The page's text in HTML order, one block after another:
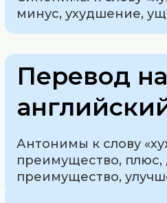
минус, ухудшение,
Перевод на
Антонимы к слову
преимущество, плюс,
преимущество,